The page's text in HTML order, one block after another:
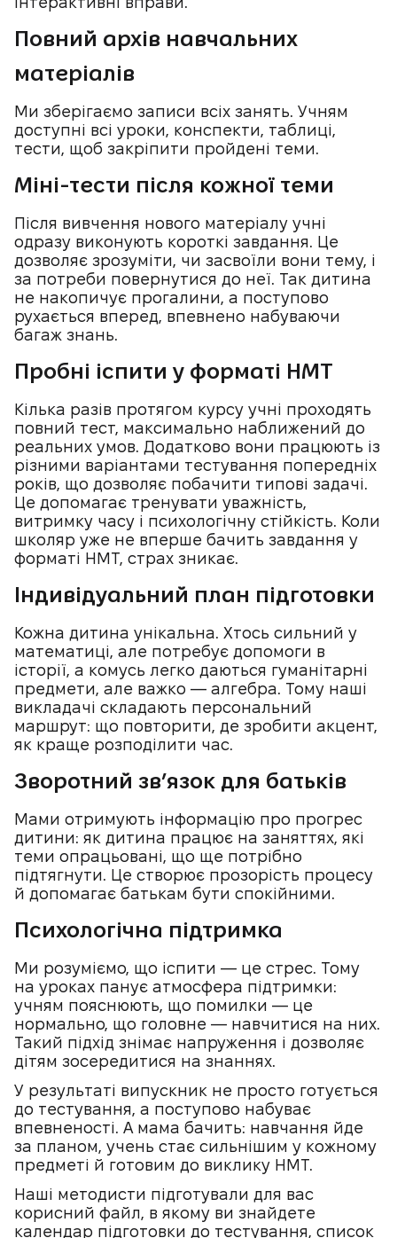
Повний архів навчальних
матеріалів
Ми зберігаємо записи всіх занять. Учням
доступні всі уроки, конспекти, таблиці,
тести, щоб закріпити пройдені теми.
Міні-тести після кожної теми
Після вивчення нового матеріалу учні
одразу виконують короткі завдання. Це
дозволяє зрозуміти, чи засвоїли вони тему, і
за потреби повернутися до неї. Так дитина
не накопичує прогалини, а поступово
рухається вперед, впевнено набуваючи
багаж знань.
Пробні іспити у форматі НМТ
Кілька разів протягом курсу учні проходять
повний тест, максимально наближений до
реальних умов. Додатково вони працюють із
різними варіантами тестування попередніх
років, що дозволяє побачити типові задачі.
Це допомагає тренувати уважність,
витримку часу і психологічну стійкість. Коли
школяр уже не вперше бачить завдання у
форматі НМТ, страх зникає.
Індивідуальний план підготовки
Кожна дитина унікальна. Хтось сильний у
математиці, але потребує допомоги в
історії, а комусь легко даються гуманітарні
предмети, але важко — алгебра. Тому наші
викладачі складають персональний
маршрут: що повторити, де зробити акцент,
як краще розподілити час.
Зворотний зв’язок для батьків
Мами отримують інформацію про прогрес
дитини: як дитина працює на заняттях, які
теми опрацьовані, що ще потрібно
підтягнути. Це створює прозорість процесу
й допомагає батькам бути спокійними.
Психологічна підтримка
Ми розуміємо, що іспити — це стрес. Тому
на уроках панує атмосфера підтримки:
учням пояснюють, що помилки — це
нормально, що головне — навчитися на них.
Такий підхід знімає напруження і дозволяє
дітям зосередитися на знаннях.
У результаті випускник не просто готується
до тестування, а поступово набуває
впевненості. А мама бачить: навчання йде
за планом, учень стає сильнішим у кожному
предметі й готовим до виклику НМТ.
Наші методисти підготували для вас
корисний файл, в якому ви знайдете
календар підготовки до тестування, список